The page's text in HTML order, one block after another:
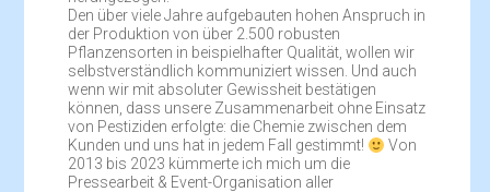
Den über viele Jahre aufgebauten hohen Anspruch in
der Produktion von über 2.500 robusten
Pflanzensorten in beispielhafter Qualität, wollen wir
selbstverständlich kommuniziert wissen. Und auch
wenn wir mit absoluter Gewissheit bestätigen
können, dass unsere Zusammenarbeit ohne Einsatz
von Pestiziden erfolgte: die Chemie zwischen dem
Kunden und uns hat in jedem Fall gestimmt!
Von
2013 bis 2023 kümmerte ich mich um die
Pressearbeit & Event-Organisation aller